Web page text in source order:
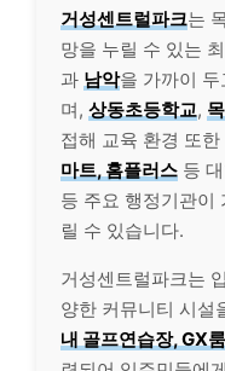
거성센트럴파크는
망을 누릴 수 있는
과 남악을 가까이
며, 상동초등학교,
접해 교육 환경 또
마트, 홈플러스 등
등 주요 행정기관이
릴 수 있습니다.
거성센트럴파크는
양한 커뮤니티 시설
내 골프연습장, GX